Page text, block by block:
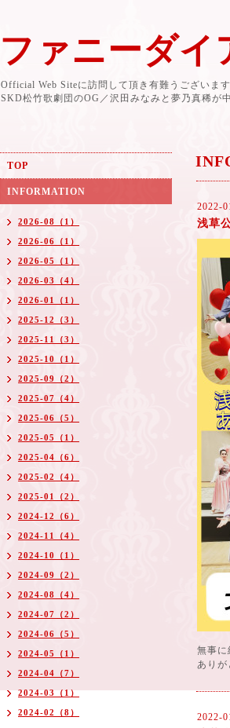
ファニーダイ
Official Web Siteに訪問して頂き有難うございます
SKD松竹歌劇団のOG／沢田みなみと夢乃真稀が
2022-
浅草
無事に
ありが
2022-
TOP
INFORMATION
2026-08（1）
2026-06（1）
2026-05（1）
2026-03（4）
2026-01（1）
2025-12（3）
2025-11（3）
2025-10（1）
2025-09（2）
2025-07（4）
2025-06（5）
2025-05（1）
2025-04（6）
2025-02（4）
2025-01（2）
2024-12（6）
2024-11（4）
2024-10（1）
2024-09（2）
2024-08（4）
2024-07（2）
2024-06（5）
2024-05（1）
2024-04（7）
2024-03（1）
2024-02（8）